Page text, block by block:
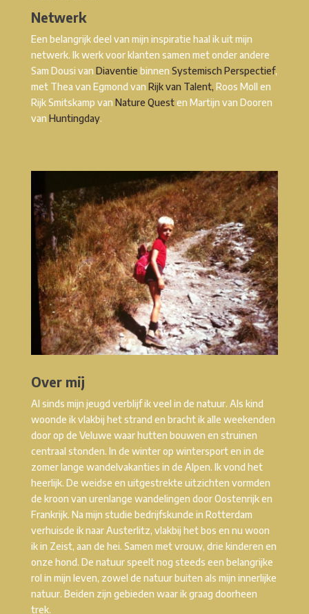
Netwerk
Een belangrijk deel van mijn inspiratie haal ik uit mijn
netwerk. Ik werk voor klanten samen met onder andere
Sam Dousi van Diaventie binnen Systemisch Perspectief,
met Thea van Egmond van Rijk van Talent, Roos Moll en
Rijk Smitskamp van Nature Questen Martijn van Dooren
van Huntingday.
Over mij
Al sinds mijn jeugd verblijf ik veel in de natuur. Als kind
woonde ik vlakbij het strand en bracht ik alle weekenden
door op de Veluwe waar hutten bouwen en struinen
centraal stonden. In de winter op wintersport en in de
zomer lange wandelvakanties in de Alpen. Ik vond het
heerlijk. De weidse en uitgestrekte uitzichten vormden
de kroon van urenlange wandelingen door Oostenrijk en
Frankrijk. Na mijn studie bedrijfskunde in Rotterdam
verhuisde ik naar Austerlitz, vlakbij het bos en nu woon
ik in Zeist, aan de hei. Samen met vrouw, drie kinderen en
onze hond. De natuur speelt nog steeds een belangrijke
rol in mijn leven, zowel de natuur buiten als mijn innerlijke
natuur. Beiden zijn gebieden waar ik graag doorheen
trek.